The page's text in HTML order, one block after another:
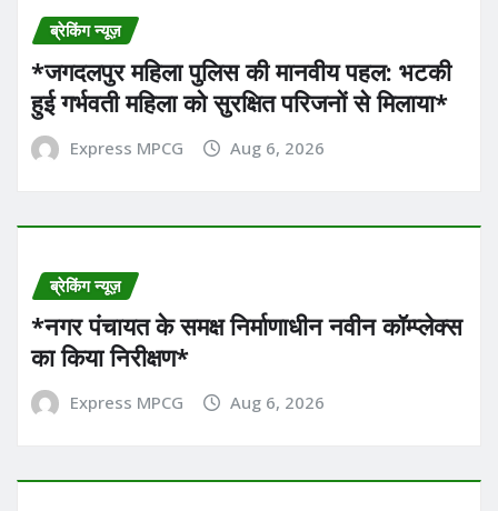
ब्रेकिंग न्यूज़
*​जगदलपुर महिला पुलिस की मानवीय पहल: भटकी
हुई गर्भवती महिला को सुरक्षित परिजनों से मिलाया*
Express MPCG Aug 6, 2026
ब्रेकिंग न्यूज़
*नगर पंचायत के समक्ष निर्माणाधीन नवीन कॉम्प्लेक्स
का किया निरीक्षण*
Express MPCG Aug 6, 2026